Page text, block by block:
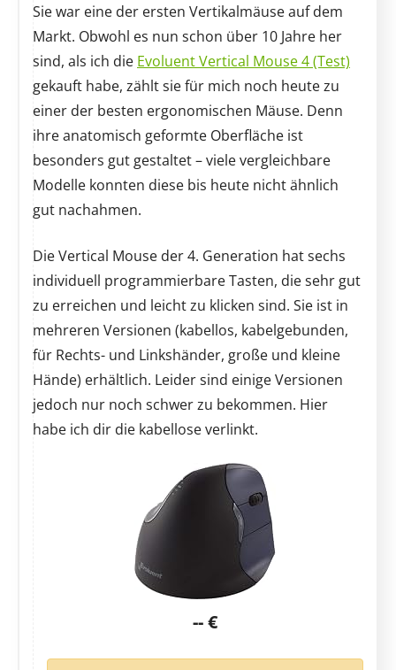
Sie war eine der ersten Vertikalmäuse auf dem
Markt. Obwohl es nun schon über 10 Jahre her
sind, als ich die Evoluent Vertical Mouse 4 (Test)
gekauft habe, zählt sie für mich noch heute zu
einer der besten ergonomischen Mäuse. Denn
ihre anatomisch geformte Oberfläche ist
besonders gut gestaltet – viele vergleichbare
Modelle konnten diese bis heute nicht ähnlich
gut nachahmen.
Die Vertical Mouse der 4. Generation hat sechs
individuell programmierbare Tasten, die sehr gut
zu erreichen und leicht zu klicken sind. Sie ist in
mehreren Versionen (kabellos, kabelgebunden,
für Rechts- und Linkshänder, große und kleine
Hände) erhältlich. Leider sind einige Versionen
jedoch nur noch schwer zu bekommen. Hier
habe ich dir die kabellose verlinkt.
-- €